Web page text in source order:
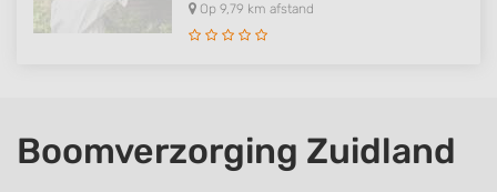
Op 9,79 km afstand
Boomverzorging Zuidland